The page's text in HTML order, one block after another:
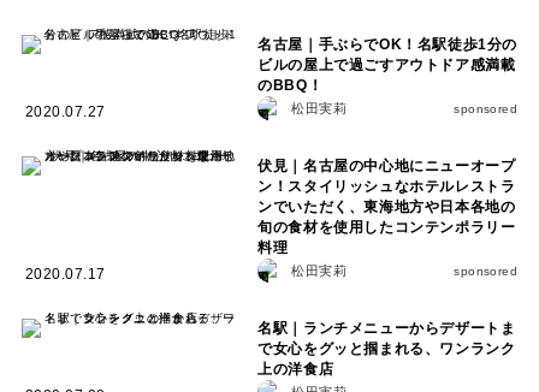
2020.07.27
名古屋｜手ぶらでOK！名駅徒歩1分の
ビルの屋上で過ごすアウトドア感満載
のBBQ！
松田実莉 sponsored
2020.07.17
伏見｜名古屋の中心地にニューオープ
ン！スタイリッシュなホテルレストラ
ンでいただく、東海地方や日本各地の
旬の食材を使用したコンテンポラリー
料理
松田実莉 sponsored
名駅｜ランチメニューからデザートま
で女心をグッと掴まれる、ワンランク
上の洋食店